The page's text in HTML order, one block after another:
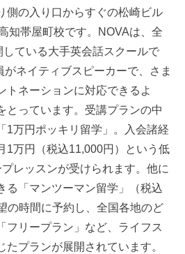
側の入り口からすぐの松崎ビル
知帯屋町校です。NOVAは、全
ている大手英会話スクールで
ネイティブスピーカーで、さま
トネーションに対応できるよ
とっています。受講プランの中
1万円ポッキリ留学」。入会諸経
1万円（税込11,000円）という低
レッスンが受けられます。他に
る「マンツーマン留学」（税込
の時間に予約し、全国各地のど
フリープラン」など、ライフス
たプランが展開されています。